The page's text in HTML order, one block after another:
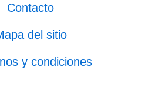
Contacto
del sitio
y condiciones